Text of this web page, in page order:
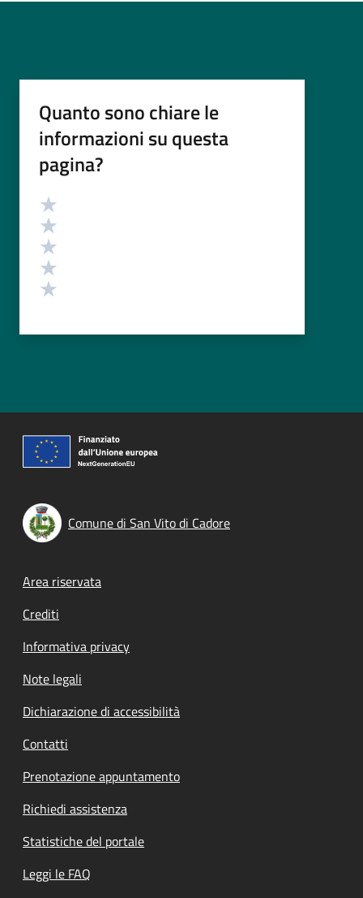
Quanto sono chiare le
informazioni su questa
pagina?
Valutazione
Comune di San Vito di Cadore
Footer menu
Area riservata
Crediti
Informativa privacy
Note legali
Dichiarazione di accessibilità
Contatti
Prenotazione appuntamento
Richiedi assistenza
Statistiche del portale
Leggi le FAQ